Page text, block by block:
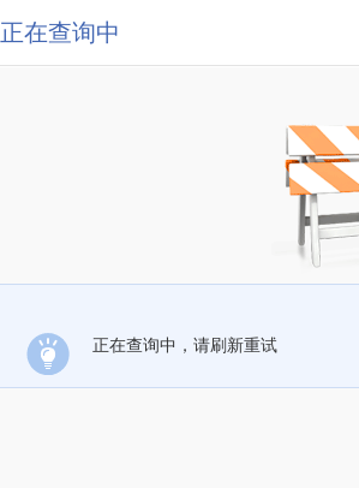
正在查询中
正在查询中，请刷新重试